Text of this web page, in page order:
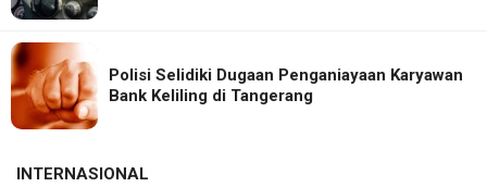
Polisi Selidiki Dugaan Penganiayaan Karyawan
Bank Keliling di Tangerang
INTERNASIONAL